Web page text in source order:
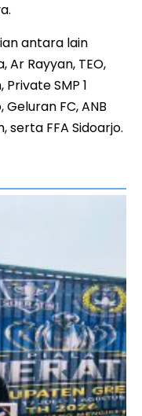
antara lain
Ar Rayyan, TEO,
SMP 1
Geluran FC, ANB
serta FFA Sidoarjo.